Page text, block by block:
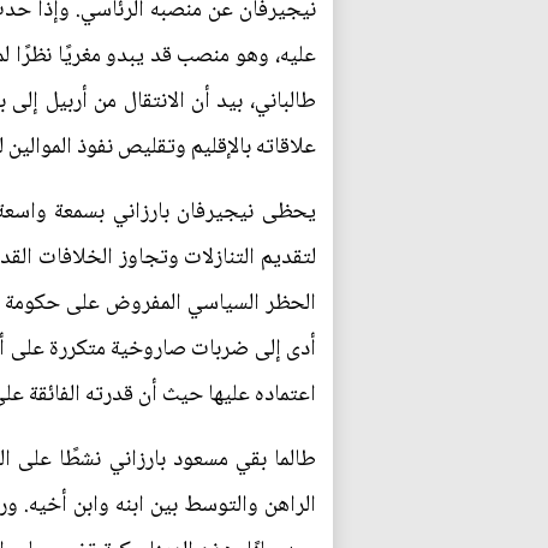
نيجيرفان عن منصبه الرئاسي. وإذا
عليه، وهو منصب قد يبدو مغريًا نظرًا
طالباني، بيد أن الانتقال من أربيل
علاقاته بالإقليم وتقليص نفوذ
يحظى نيجيرفان بارزاني بسمعة
الحظر السياسي المفروض على حكومة
أدى إلى ضربات صاروخية متكررة على
اعتماده عليها حيث أن قدرته
طالما بقي مسعود بارزاني نشطًا على
الراهن والتوسط بين ابنه وابن